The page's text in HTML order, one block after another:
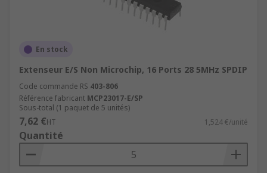
En stock
Extenseur E/S Non Microchip, 16 Ports 28 5MHz SPDIP
Code commande RS 403-806
Référence fabricant MCP23017-E/SP
Sous-total (1 paquet de 5 unités)
7,62 €HT 1,524 €/unité
Quantité